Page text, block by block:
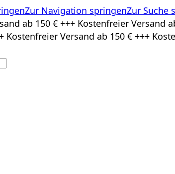
Zur Navigation springenZur Suche
ab 150 € +++ Kostenfreier Versand
Kostenfreier Versand ab 150 € +++